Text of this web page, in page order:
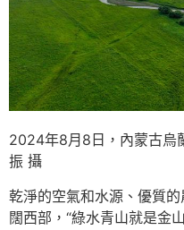
2024年8月8日，內蒙古烏
振 攝
乾淨的空氣和水源、優質
闊西部，“綠水青山就是金